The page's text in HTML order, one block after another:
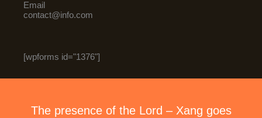
Email
contact@info.com
[wpforms id="1376"]
The presence of the Lord – Xang goes